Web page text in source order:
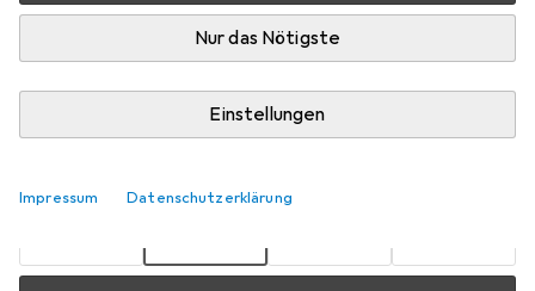
Nur das Nötigste
Einstellungen
Impressum Datenschutzerklärung
Mehr als 10 Stück an Lager beim Lieferanten
Benachrichtigen, wenn schneller verfügbar
Lieferort angeben für genaue Lieferzeit
EUR
15,38
pro Stück
EUR
14,49
pro Stück
EUR
14,08
pro Stück